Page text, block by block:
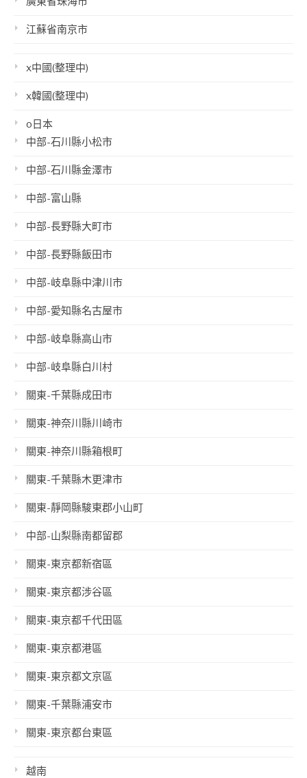
江蘇省南京市
x中國(整理中)
x韓國(整理中)
o日本
中部-石川縣小松市
中部-石川縣金澤市
中部-富山縣
中部-長野縣大町市
中部-長野縣飯田市
中部-岐阜縣中津川市
中部-愛知縣名古屋市
中部-岐阜縣高山市
中部-岐阜縣白川村
關東-千葉縣成田市
關東-神奈川縣川崎市
關東-神奈川縣箱根町
關東-千葉縣木更津市
關東-靜岡縣駿東郡小山町
中部-山梨縣南都留郡
關東-東京都新宿區
關東-東京都涉谷區
關東-東京都千代田區
關東-東京都港區
關東-東京都文京區
關東-千葉縣浦安市
關東-東京都台東區
越南